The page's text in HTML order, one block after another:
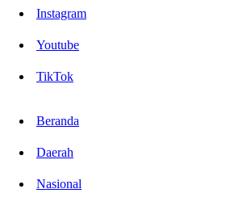
Instagram
Youtube
TikTok
Beranda
Daerah
Nasional